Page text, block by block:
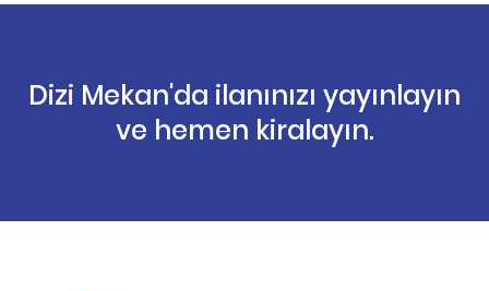
Dizi Mekan'da ilanınızı yayınlayın
ve hemen kiralayın.